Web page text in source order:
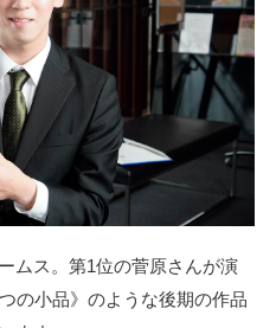
ムス。第1位の菅原さんが演
の小品》のような後期の作品